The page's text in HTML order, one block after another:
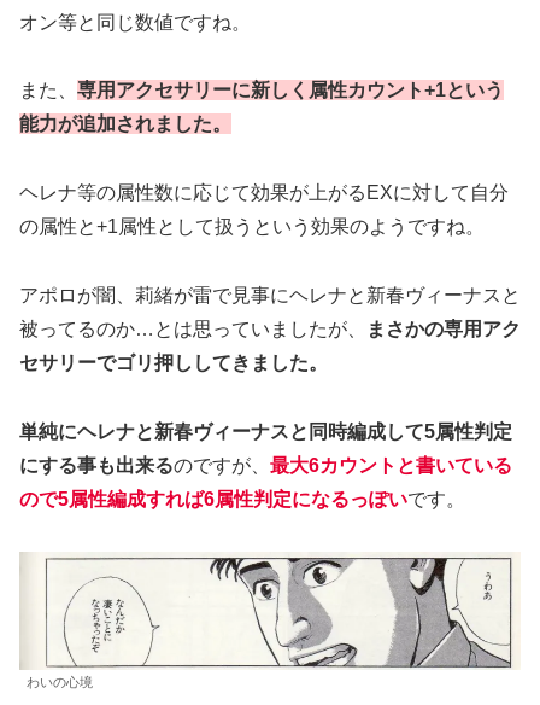
オン等と同じ数値ですね。
また、 専用アクセサリーに新しく属性カウント+1という
能力が追加されました。
ヘレナ等の属性数に応じて効果が上がるEXに対して自分
の属性と+1属性として扱うという効果のようですね。
アポロが闇、莉緒が雷で見事にヘレナと新春ヴィーナスと
被ってるのか…とは思っていましたが、
まさかの専用アク
セサリーでゴリ押ししてきました。
単純にヘレナと新春ヴィーナスと同時編成して5属性判定
にする事も出来るのですが、 最大6カウントと書いている
ので5属性編成すれば6属性判定になるっぽいです。
わいの心境